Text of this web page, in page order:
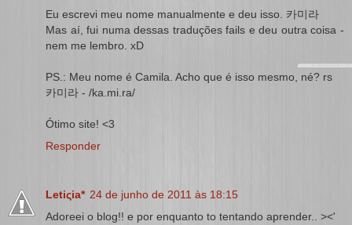
Eu escrevi meu nome manualmente e deu isso. 카미라
Mas aí, fui numa dessas traduções fails e deu outra coisa -
nem me lembro. xD
PS.: Meu nome é Camila. Acho que é isso mesmo, né? rs
카미라 - /ka.mi.ra/
Ótimo site! <3
Responder
Letiςia* 24 de junho de 2011 às 18:15
Adoreei o blog!! e por enquanto to tentando aprender.. ><'